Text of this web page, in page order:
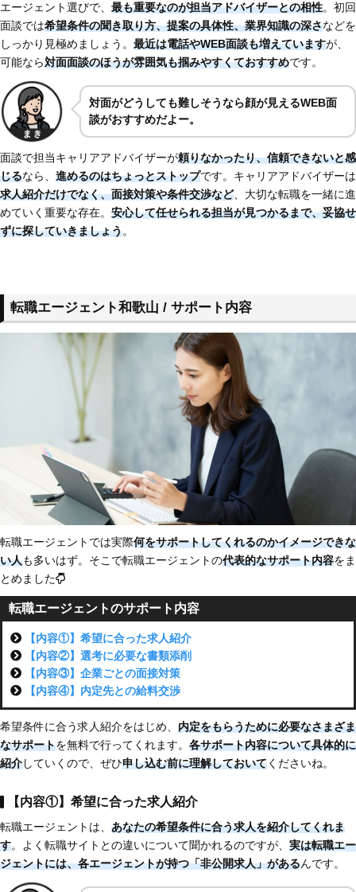
エージェント選びで、 最も重要なのが担当アドバイザーとの相性。初回
面談では希望条件の聞き取り方、提案の具体性、業界知識の深さなどを
しっかり見極めましょう。 最近は電話やWEB面談も増えていますが、
可能なら対面面談のほうが雰囲気も掴みやすくておすすめです。
対面がどうしても難しそうなら顔が見えるWEB面
談がおすすめだよー。
面談で担当キャリアアドバイザーが頼りなかったり、信頼できないと感
じるなら、 進めるのはちょっとストップです。キャリアアドバイザーは
求人紹介だけでなく、面接対策や条件交渉など、大切な転職を一緒に進
めていく重要な存在。 安心して任せられる担当が見つかるまで、妥協せ
ずに探していきましょう。
転職エージェント和歌山 / サポート内容
転職エージェントでは実際何をサポートしてくれるのかイメージできな
い人も多いはず。そこで転職エージェントの代表的なサポート内容をま
とめました
転職エージェントのサポート内容
【内容①】希望に合った求人紹介
【内容②】選考に必要な書類添削
【内容③】企業ごとの面接対策
【内容④】内定先との給料交渉
希望条件に合う求人紹介をはじめ、 内定をもらうために必要なさまざま
なサポートを無料で行ってくれます。 各サポート内容について具体的に
紹介していくので、ぜひ申し込む前に理解しておいてくださいね。
【内容①】希望に合った求人紹介
転職エージェントは、 あなたの希望条件に合う求人を紹介してくれま
す。よく転職サイトとの違いについて聞かれるのですが、 実は転職エー
ジェントには、各エージェントが持つ「非公開求人」があるんです。